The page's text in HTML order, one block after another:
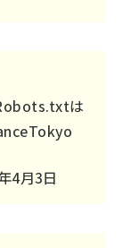
は
4月3日